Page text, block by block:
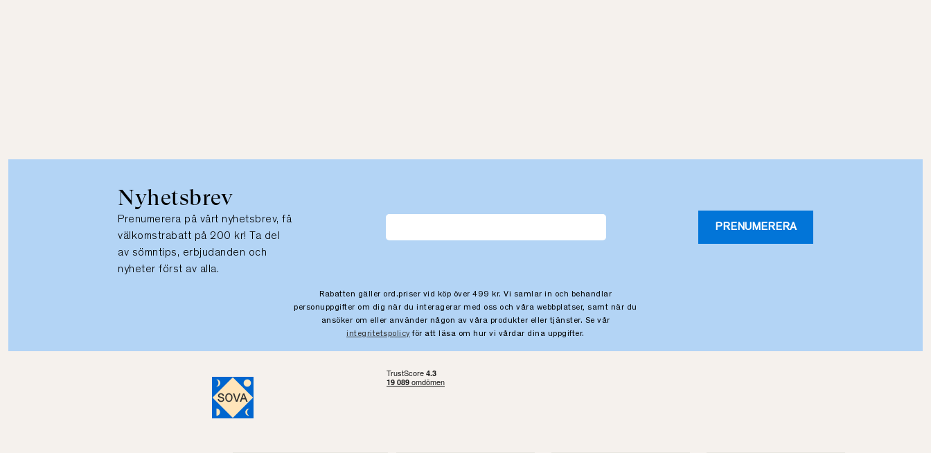
Nyhetsbrev
Prenumerera på vårt nyhetsbrev, få
välkomstrabatt på 200 kr! Ta del
av sömntips, erbjudanden och
nyheter först av alla.
PRENUMERERA
Rabatten gäller ord.priser vid köp över 499 kr. Vi samlar in och behandlar
personuppgifter om dig när du interagerar med oss och våra webbplatser, samt när du
ansöker om eller använder någon av våra produkter eller tjänster. Se vår
integritetspolicy för att läsa om hur vi vårdar dina uppgifter.